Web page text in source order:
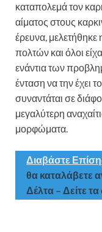
καταπολεμά τον
αίματος στους
έρευνα,
πολτών και όλοι
ενάντια των
ένταση να την έχει
συναντάται σε
μεγαλύτερη
μορφώματα.
Διαβάστε
θα καταλάβετε
Δέλτα – Δείτε